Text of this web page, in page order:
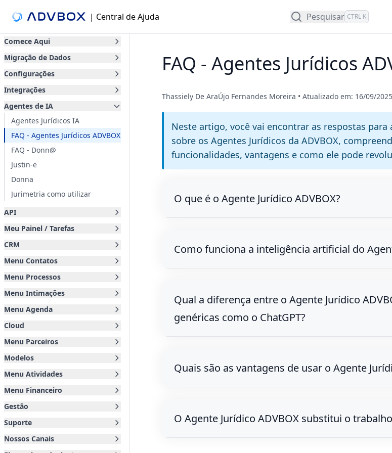
| Central de Ajuda Pesquisar CTRL K
Comece Aqui
Migração de Dados
Configurações
Integrações
Agentes de IA
Agentes Jurídicos IA
FAQ - Agentes Jurídicos ADVBOX
FAQ - Donn@
Justin-e
Donna
Jurimetria como utilizar
API
Meu Painel / Tarefas
CRM
Menu Contatos
Menu Processos
Menu Intimações
Menu Agenda
Cloud
Menu Parceiros
Modelos
Menu Atividades
Menu Financeiro
Gestão
Suporte
Nossos Canais
FAQ - Agentes Jurídicos
Thassiely De AraÚjo Fernandes Moreira • Atualizado em: 16/09/
Neste artigo, você vai encontrar as respostas para
sobre os Agentes Jurídicos da ADVBOX,
funcionalidades, vantagens e como ele pode
O que é o Agente Jurídico ADVBOX?
Como funciona a inteligência artificial do
Qual a diferença entre o Agente Jurídico
genéricas como o ChatGPT?
Quais são as vantagens de usar o Agente
O Agente Jurídico ADVBOX substitui o